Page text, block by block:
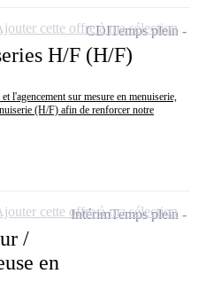
H/F (H/F)
l'agencement sur mesure en menuiserie,
(H/F) afin de renforcer notre
CDITemps plein
cette offre à ma sélection
/
en
IntérimTemps plein
cette offre à ma sélection